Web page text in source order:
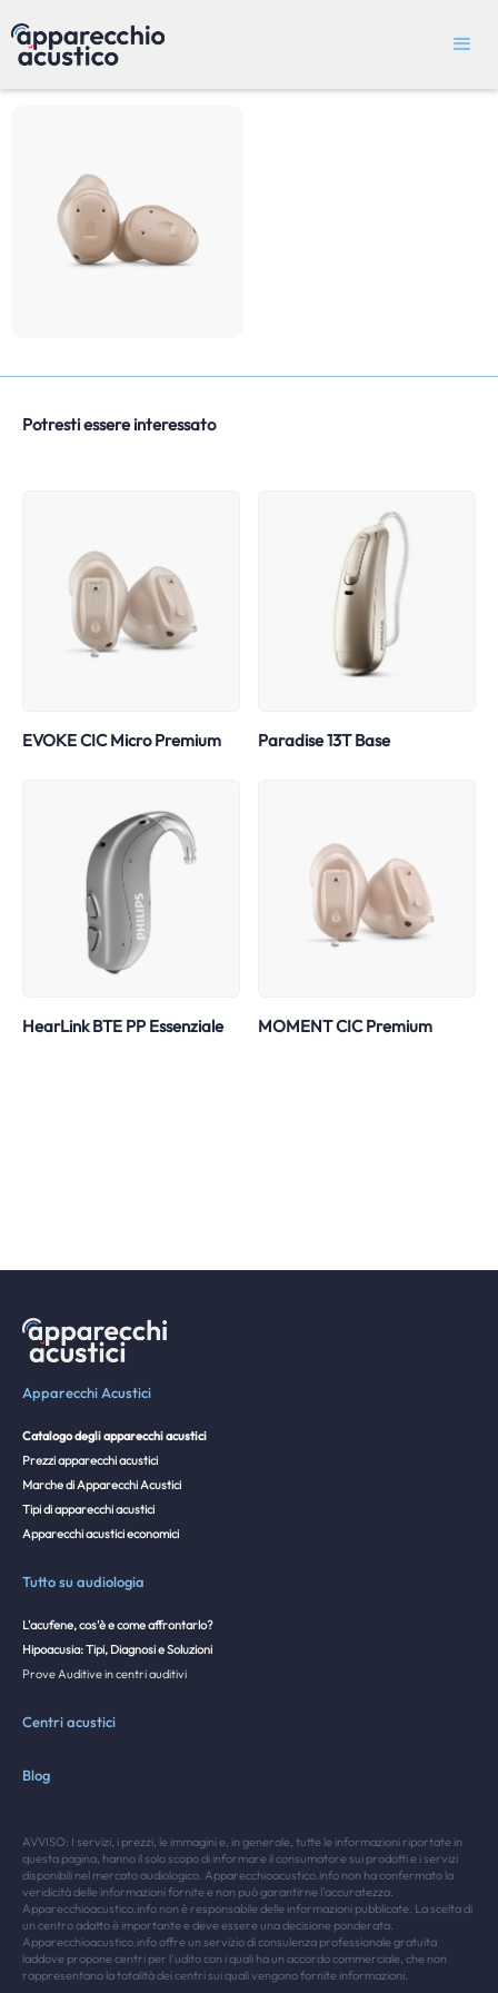
Potresti essere interessato
EVOKE CIC Micro Premium Paradise 13T Base
HearLink BTE PP Essenziale MOMENT CIC Premium
Apparecchi Acustici
Catalogo degli apparecchi acustici
Prezzi apparecchi acustici
Marche di Apparecchi Acustici
Tipi di apparecchi acustici
Apparecchi acustici economici
Tutto su audiologia
L'acufene, cos'è e come affrontarlo?
Hipoacusia: Tipi, Diagnosi e Soluzioni
Prove Auditive in centri auditivi
Centri acustici
Blog
AVVISO: I servizi, i prezzi, le immagini e, in generale, tutte le informazioni riportate in
questa pagina, hanno il solo scopo di informare il consumatore sui prodotti e i servizi
disponibili nel mercato audiologico. Apparecchioacustico.info non ha confermato la
veridicità delle informazioni fornite e non può garantirne l'accuratezza.
Apparecchioacustico.info non è responsabile delle informazioni pubblicate. La scelta di
un centro adatto è importante e deve essere una decisione ponderata.
Apparecchioacustico.info offre un servizio di consulenza professionale gratuita
laddove propone centri per l'udito con i quali ha un accordo commerciale, che non
rappresentano la totalità dei centri sui quali vengono fornite informazioni.